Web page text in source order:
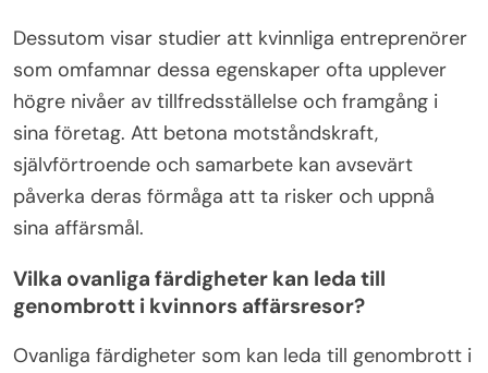
Dessutom visar studier att kvinnliga entreprenörer
som omfamnar dessa egenskaper ofta upplever
högre nivåer av tillfredsställelse och framgång i
sina företag. Att betona motståndskraft,
självförtroende och samarbete kan avsevärt
påverka deras förmåga att ta risker och uppnå
sina affärsmål.
Vilka ovanliga färdigheter kan leda till
genombrott i kvinnors affärsresor?
Ovanliga färdigheter som kan leda till genombrott i